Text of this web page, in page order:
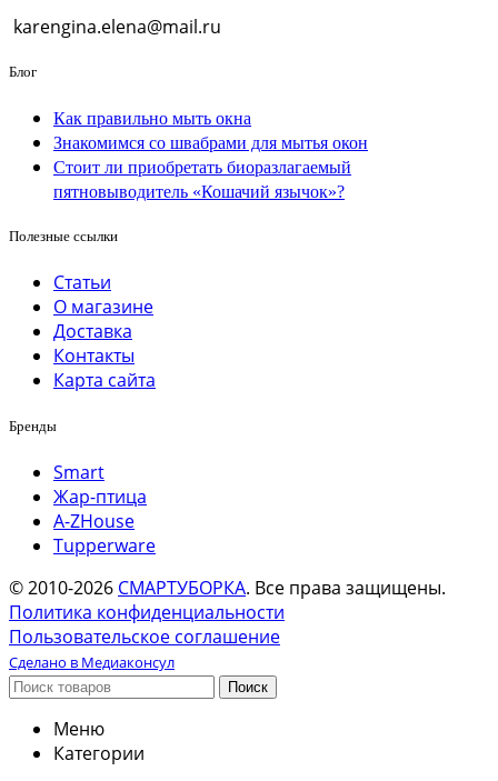
karengina.elena@mail.ru
Блог
Как правильно мыть окна
Знакомимся со швабрами для мытья окон
Стоит ли приобретать биоразлагаемый
пятновыводитель «Кошачий язычок»?
Полезные ссылки
Статьи
О магазине
Доставка
Контакты
Карта сайта
Бренды
Smart
Жар-птица
A-ZHouse
Tupperware
© 2010-2026 СМАРТУБОРКА. Все права защищены.
Политика конфиденциальности
Пользовательское соглашение
Сделано в Медиаконсул
Поиск
Меню
Категории